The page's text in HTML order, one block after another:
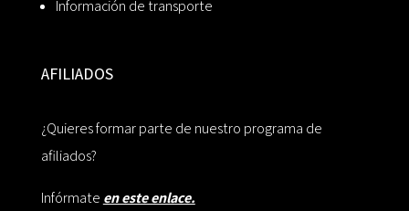
Información de transporte
AFILIADOS
¿Quieres formar parte de nuestro programa de
afiliados?
Infórmate en este enlace.